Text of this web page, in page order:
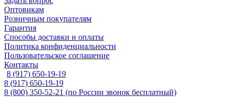
Оптовикам
Розничным покупателям
Гарантия
Способы доставки и оплаты
Политика конфиденциальности
Пользовательское соглашение
Контакты
8 (917) 650-19-19
8 (917) 650-19-19
8 (800) 350-52-21 (по России звонок бесплатный)